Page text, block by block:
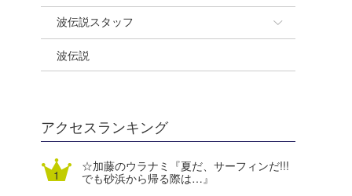
Yasunari Inoue
Yoshiyuki Obata
DELTA FORCE SURF
熊谷素子
Colors MAGAZINE
WAVAL
福島寿実子
中浦“JET”章
進士剛光
植村未来
波伝説スタッフ
☆加藤
Aichan
ECE
波伝説
アクセスランキング
☆加藤のウラナミ『夏だ、サーフィンだ!!!
でも砂浜から帰る際は…』